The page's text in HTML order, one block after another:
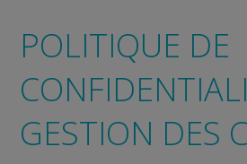
POLITIQUE DE
GESTION DES